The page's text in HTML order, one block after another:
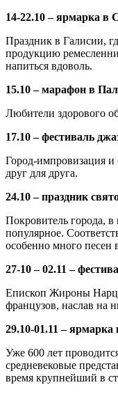
14-22.10 – ярмарка в
Праздник в Галисии,
продукцию
напиться вдоволь.
15.10 – марафон в
Любители здорового
17.10 – фестиваль
Город-импровизация и
друг для друга.
24.10 – праздник
Покровитель города,
популярное.
особенно много песен
27-10 – 02.11 –
Епископ Жироны
французов, наслав на
29.10-01.11 – ярмарка
Уже 600 лет
средневековые
время крупнейший в